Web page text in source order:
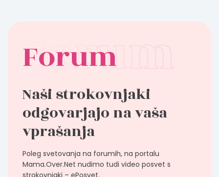
Forum
Naši strokovnjaki
odgovarjajo na vaša
vprašanja
Poleg svetovanja na forumih, na portalu
Mama.Over.Net nudimo tudi video posvet s